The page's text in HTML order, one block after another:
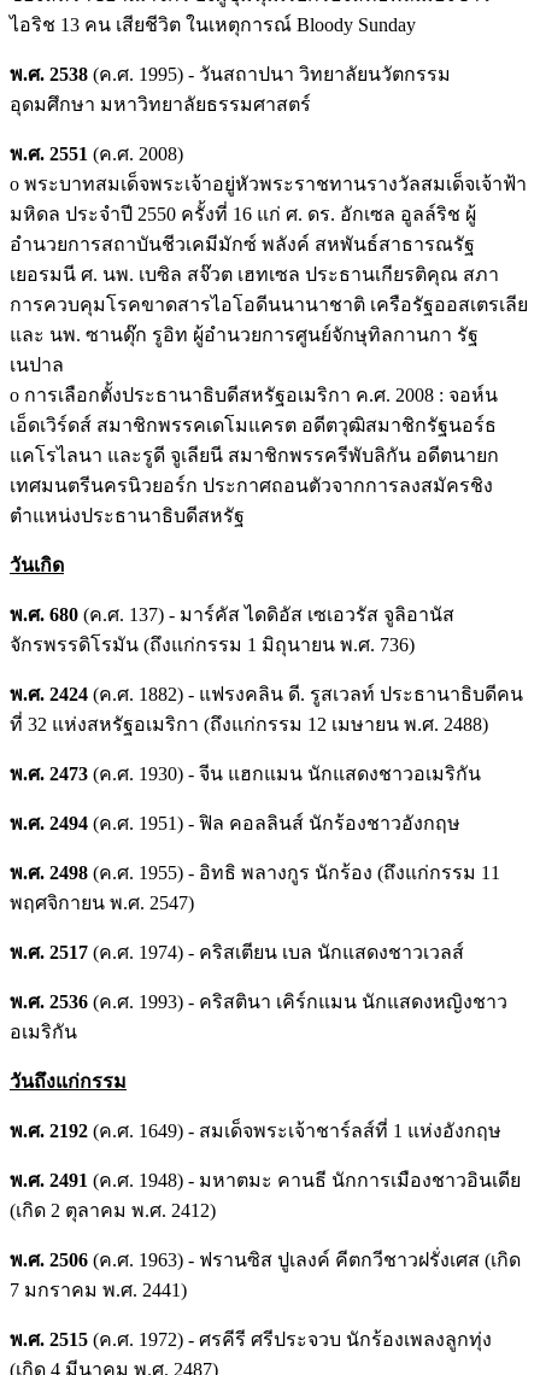
ไอริช 13 คน เสียชีวิต ในเหตุการณ์ Bloody Sunday
พ.ศ. 2538 (ค.ศ. 1995) - วันสถาปนา วิทยาลัยนวัตกรรม
อุดมศึกษา มหาวิทยาลัยธรรมศาสตร์
พ.ศ. 2551 (ค.ศ. 2008)
o พระบาทสมเด็จพระเจ้าอยู่หัวพระราชทานรางวัลสมเด็จเจ้าฟ้า
มหิดล ประจำปี 2550 ครั้งที่ 16 แก่ ศ. ดร. อักเซล อูลล์ริช ผู้
อำนวยการสถาบันชีวเคมีมักซ์ พลังค์ สหพันธ์สาธารณรัฐ
เยอรมนี ศ. นพ. เบซิล สจ๊วต เฮทเซล ประธานเกียรติคุณ สภา
การควบคุมโรคขาดสารไอโอดีนนานาชาติ เครือรัฐออสเตรเลีย
และ นพ. ซานดุ๊ก รูอิท ผู้อำนวยการศูนย์จักษุทิลกานกา รัฐ
เนปาล
o การเลือกตั้งประธานาธิบดีสหรัฐอเมริกา ค.ศ. 2008 : จอห์น
เอ็ดเวิร์ดส์ สมาชิกพรรคเดโมแครต อดีตวุฒิสมาชิกรัฐนอร์ธ
แคโรไลนา และรูดี จูเลียนี สมาชิกพรรครีพับลิกัน อดีตนายก
เทศมนตรีนครนิวยอร์ก ประกาศถอนตัวจากการลงสมัครชิง
ตำแหน่งประธานาธิบดีสหรัฐ
วันเกิด
พ.ศ. 680 (ค.ศ. 137) - มาร์คัส ไดดิอัส เซเอวรัส จูลิอานัส
จักรพรรดิโรมัน (ถึงแก่กรรม 1 มิถุนายน พ.ศ. 736)
พ.ศ. 2424 (ค.ศ. 1882) - แฟรงคลิน ดี. รูสเวลท์ ประธานาธิบดีคน
ที่ 32 แห่งสหรัฐอเมริกา (ถึงแก่กรรม 12 เมษายน พ.ศ. 2488)
พ.ศ. 2473 (ค.ศ. 1930) - จีน แฮกแมน นักแสดงชาวอเมริกัน
พ.ศ. 2494 (ค.ศ. 1951) - ฟิล คอลลินส์ นักร้องชาวอังกฤษ
พ.ศ. 2498 (ค.ศ. 1955) - อิทธิ พลางกูร นักร้อง (ถึงแก่กรรม 11
พฤศจิกายน พ.ศ. 2547)
พ.ศ. 2517 (ค.ศ. 1974) - คริสเตียน เบล นักแสดงชาวเวลส์
พ.ศ. 2536 (ค.ศ. 1993) - คริสตินา เคิร์กแมน นักแสดงหญิงชาว
อเมริกัน
วันถึงแก่กรรม
พ.ศ. 2192 (ค.ศ. 1649) - สมเด็จพระเจ้าชาร์ลส์ที่ 1 แห่งอังกฤษ
พ.ศ. 2491 (ค.ศ. 1948) - มหาตมะ คานธี นักการเมืองชาวอินเดีย
(เกิด 2 ตุลาคม พ.ศ. 2412)
พ.ศ. 2506 (ค.ศ. 1963) - ฟรานซิส ปูเลงค์ คีตกวีชาวฝรั่งเศส (เกิด
7 มกราคม พ.ศ. 2441)
พ.ศ. 2515 (ค.ศ. 1972) - ศรคีรี ศรีประจวบ นักร้องเพลงลูกทุ่ง
(เกิด 4 มีนาคม พ.ศ. 2487)